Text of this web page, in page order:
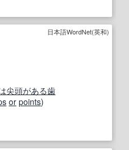
日本語WordNet(英和)
尖頭がある歯
or points)